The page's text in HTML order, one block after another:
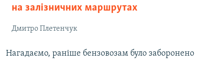
на залізничних маршрутах
Дмитро Плетенчук
Нагадаємо, раніше бензовозам було заборонено